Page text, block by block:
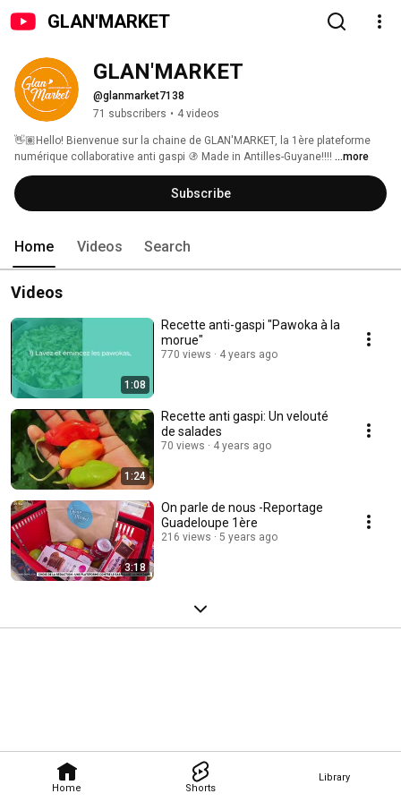
GLAN'MARKET
Home Shorts
Library
GLAN'MARKET
@glanmarket7138
71 subscribers • 4 videos
👋🏽Hello! Bienvenue sur la chaine de GLAN'MARKET, la 1ère plateforme
numérique collaborative anti gaspi 🚯 Made in Antilles-Guyane!!!! ...more
Subscribe
Home Videos Search
Videos
1:08
Recette anti-gaspi "Pawoka à la
morue"
770 views 4 years ago
1:24
Recette anti gaspi: Un velouté
de salades
70 views 4 years ago
3:18
On parle de nous -Reportage
Guadeloupe 1ère
216 views 5 years ago